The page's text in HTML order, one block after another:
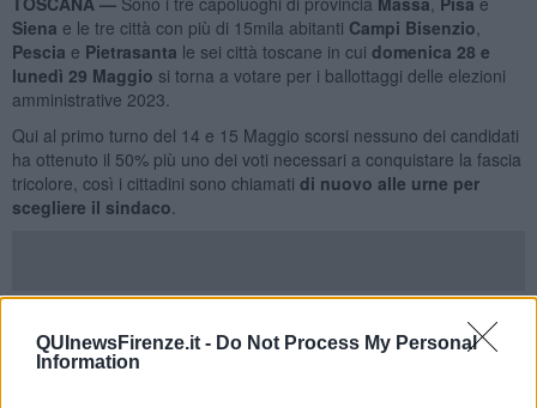
QUInewsFirenze.it - Do Not Process My Personal
Information
Siena e le tre città con più di 15mila abitanti Campi Bisenzio
Pescia e Pietrasanta le sei città toscane in cui domenica 28 e
lunedì 29 Maggio si torna a votare per i ballottaggi delle elezioni
amministrative 2023.
Qui al primo turno del 14 e 15 Maggio scorsi nessuno dei candidati
ha ottenuto il 50% più uno dei voti necessari a conquistare la fascia
tricolore, così i cittadini sono chiamati di nuovo alle urne per
scegliere il sindaco
dalle 7 alle 23, e lunedì 29 Maggio dalle 7 alle 15. Lo scrutinio
inizierà subito dopo la chiusura delle operazioni di voto.